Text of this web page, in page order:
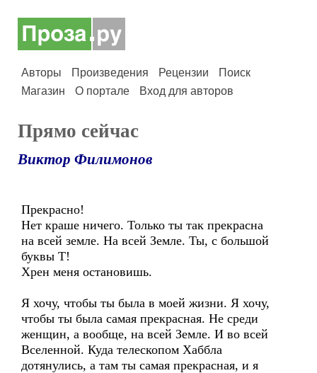
Авторы Произведения Рецензии
Поиск
Магазин
О портале Вход для авторов
Прямо сейчас
Виктор Филимонов
Прекрасно!
Нет краше ничего. Только ты так прекрасна
на всей земле. На всей Земле. Ты, с большой
буквы Т!
Хрен меня остановишь.
Я хочу, чтобы ты была в моей жизни. Я хочу,
чтобы ты была самая прекрасная. Не среди
женщин, а вообще, на всей Земле. И во всей
Вселенной. Куда телескопом Хаббла
дотянулись, а там ты самая прекрасная, и я